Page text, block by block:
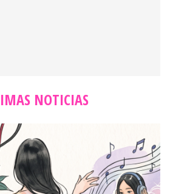
NOTICIAS